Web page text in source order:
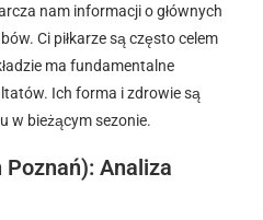
nam informacji o głównych
Ci piłkarze są często celem
ma fundamentalne
Ich forma i zdrowie są
w bieżącym sezonie.
Analiza